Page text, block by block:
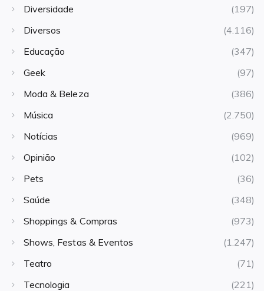
Diversidade
(197)
Diversos
(4.116)
Educação
(347)
Geek
(97)
Moda & Beleza
(386)
Música
(2.750)
Notícias
(969)
Opinião
(102)
Pets
(36)
Saúde
(348)
Shoppings & Compras
(973)
Shows, Festas & Eventos
(1.247)
Teatro
(71)
Tecnologia
(221)